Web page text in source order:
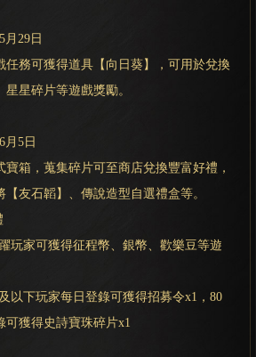
月29日
任務可獲得道具【向日葵】，可用於兌換
星碎片等遊戲獎勵。
月5日
箱，蒐集碎片可至商店兌換豐富好禮，
友石韜】、傳說造型自選禮盒等。
玩家可獲得征程幣、銀幣、歡樂豆等遊
以下玩家每日登錄可獲得招募令x1，80
獲得史詩寶珠碎片x1